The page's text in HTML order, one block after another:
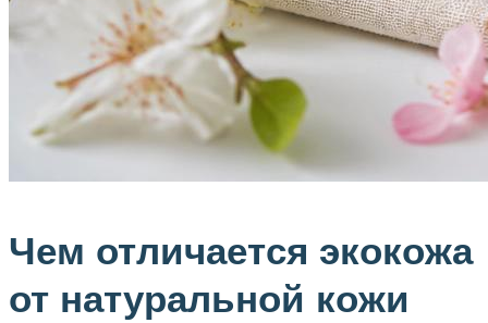
Чем отличается экокожа
от натуральной кожи